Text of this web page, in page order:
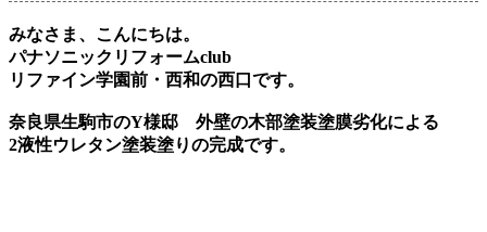
みなさま、こんにちは。
パナソニックリフォームclub
リファイン学園前・西和の西口です。
奈良県生駒市のY様邸 外壁の木部塗装塗膜劣化による
2液性ウレタン塗装塗りの完成です。